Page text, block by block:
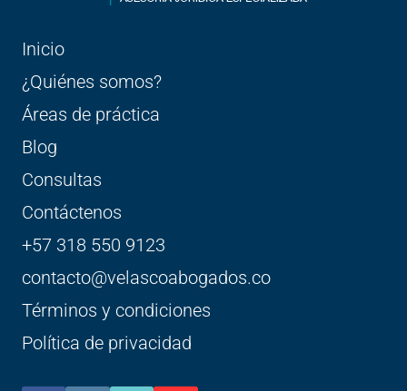
Inicio
¿Quiénes somos?
Áreas de práctica
Blog
Consultas
Contáctenos
+57 318 550 9123
contacto@velascoabogados.co
Términos y condiciones
Política de privacidad